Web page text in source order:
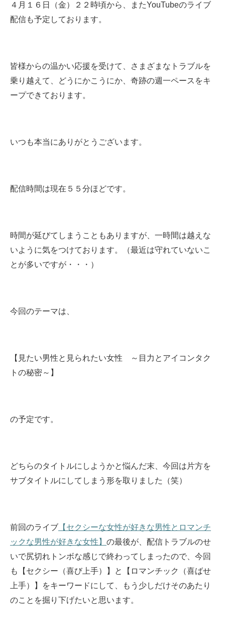
４月１６日（金）２２時頃から、またYouTubeのライブ
配信も予定しております。
皆様からの温かい応援を受けて、さまざまなトラブルを
乗り越えて、どうにかこうにか、奇跡の週一ペースをキ
ープできております。
いつも本当にありがとうございます。
配信時間は現在５５分ほどです。
時間が延びてしまうこともありますが、一時間は越えな
いように気をつけております。（最近は守れていないこ
とが多いですが・・・）
今回のテーマは、
【見たい男性と見られたい女性 ～目力とアイコンタク
トの秘密～】
の予定です。
どちらのタイトルにしようかと悩んだ末、今回は片方を
サブタイトルにしてしまう形を取りました（笑）
前回のライブ 【セクシーな女性が好きな男性とロマンチ
ックな男性が好きな女性】 の最後が、配信トラブルのせ
いで尻切れトンボな感じで終わってしまったので、今回
も【セクシー（喜び上手）】と【ロマンチック（喜ばせ
上手）】をキーワードにして、もう少しだけそのあたり
のことを掘り下げたいと思います。